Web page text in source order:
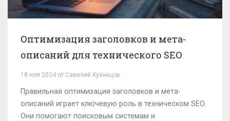
Оптимизация заголовков и мета-
описаний для технического SEO
18 ноя 2024 от Савелий Кузнецов
Правильная оптимизация заголовков и мета-
описаний играет ключевую роль в техническом SEO.
Они помогают поисковым системам и